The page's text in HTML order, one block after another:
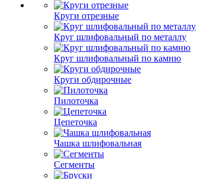
Круги отрезные
Круг шлифовальный по металлу
Круг шлифовальный по камню
Круги обдирочные
Пилоточка
Цепеточка
Чашка шлифовальная
Сегменты